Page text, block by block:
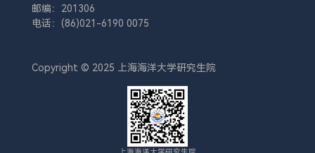
邮编：201306
电话：(86)021-6190 0075
Copyright © 2025 上海海洋大学研究生院